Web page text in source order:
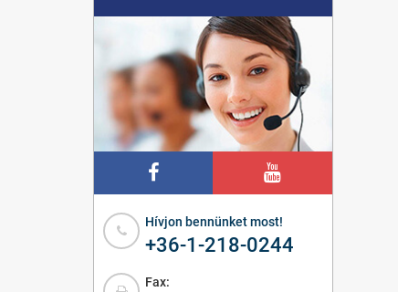
Hívjon bennünket most!
+36-1-218-0244
Fax: